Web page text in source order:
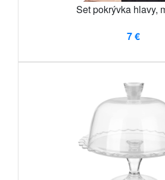
Set pokrývka hlavy,
7 €